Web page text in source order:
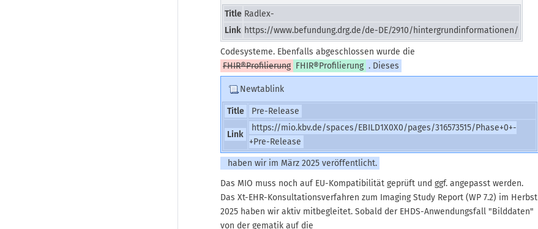
Title Radlex-
Link https://www.befundung.drg.de/de-DE/2910/hintergrundinformationen/
Codesysteme. Ebenfalls abgeschlossen wurde die
FHIR®Profilierung FHIR®Profilierung . Dieses
Newtablink
Title Pre-Release
Link
https://mio.kbv.de/spaces/EBILD1X0X0/pages/316573515/Phase+0+-
+Pre-Release
haben wir im März 2025 veröffentlicht.
Das MIO muss noch auf EU-Kompatibilität geprüft und ggf. angepasst werden.
Das Xt-EHR-Konsultationsverfahren zum Imaging Study Report (WP 7.2) im Herbst
2025 haben wir aktiv mitbegleitet. Sobald der EHDS-Anwendungsfall "Bilddaten"
von der gematik auf die